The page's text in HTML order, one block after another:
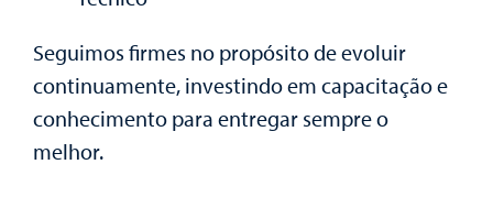
Seguimos firmes no propósito de evoluir
continuamente, investindo em capacitação e
conhecimento para entregar sempre o
melhor.